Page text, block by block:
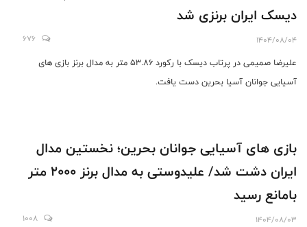
دیسک ایران برنزی شد
1404/08/04
676
علیرضا صمیمی در پرتاب دیسک با رکورد ۵۳.۸۶ متر به مدال برنز بازی های
آسیایی جوانان آسیا بحرین دست یافت.
بازی های آسیایی جوانان بحرین؛ نخستین مدال
ایران دشت شد/ علیدوستی به مدال برنز ۲۰۰۰ متر
بامانع رسید
1404/08/03
1008